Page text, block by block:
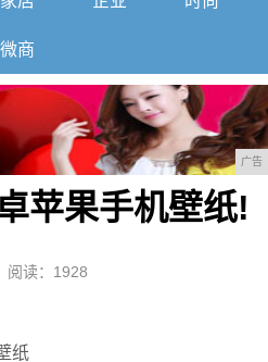
微商
广告
苹果手机壁纸!
阅读：1928